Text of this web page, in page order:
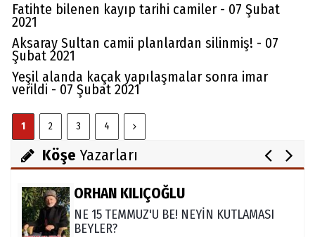
Fatihte bilenen kayıp tarihi camiler - 07 Şubat
2021
Aksaray Sultan camii planlardan silinmiş! - 07
Şubat 2021
Yeşil alanda kaçak yapılaşmalar sonra imar
verildi - 07 Şubat 2021
1 2 3 4
Köşe Yazarları
Av. Cemil Can
Abdullah Gözaydın
ALLAH cc. MUCİZE YARATMAZ.
ORHAN KILIÇOĞLU
NE 15 TEMMUZ'U BE! NEYİN KUTLAMASI
BEYLER?